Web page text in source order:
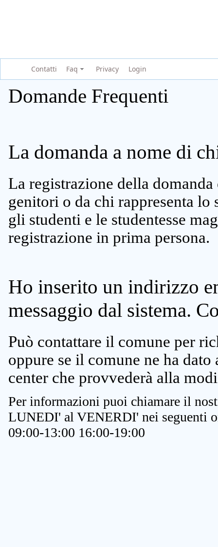
Contatti Faq Privacy Login
Domande Frequenti
La domanda a nome di
La registrazione della
genitori o da chi rappresenta lo
gli studenti e le studentesse
registrazione in prima persona.
Ho inserito un indirizzo
messaggio dal sistema.
Può contattare il comune per
oppure se il comune ne ha
center che provvederà alla
Per informazioni puoi chiamare il
LUNEDI' al VENERDI' nei seguenti
09:00-13:00 16:00-19:00